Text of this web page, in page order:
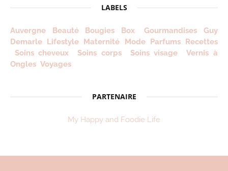
LABELS
Auvergne Beauté Bougies Box Gourmandises
Guy
Demarle Lifestyle Maternité Mode Parfums Recettes
Soins cheveux
Soins corps Soins visage
Vernis à
Ongles Voyages
PARTENAIRE
My Happy and Foodie Life